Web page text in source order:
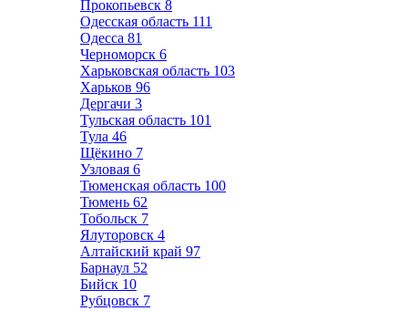
Прокопьевск 8
Одесская область 111
Одесса 81
Черноморск 6
Харьковская область 103
Харьков 96
Дергачи 3
Тульская область 101
Тула 46
Щёкино 7
Узловая 6
Тюменская область 100
Тюмень 62
Тобольск 7
Ялуторовск 4
Алтайский край 97
Барнаул 52
Бийск 10
Рубцовск 7